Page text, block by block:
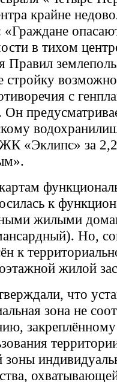
крайне
«Граждане
в тихом
Правил
стройку
с
Он
«Эклипс» за
к
жилыми
Но,
к
жилой
что
зона не